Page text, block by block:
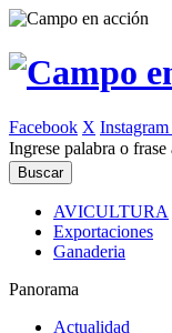
Facebook X Instagram
Ingrese palabra o frase
AVICULTURA
Exportaciones
Ganaderia
Panorama
Actualidad